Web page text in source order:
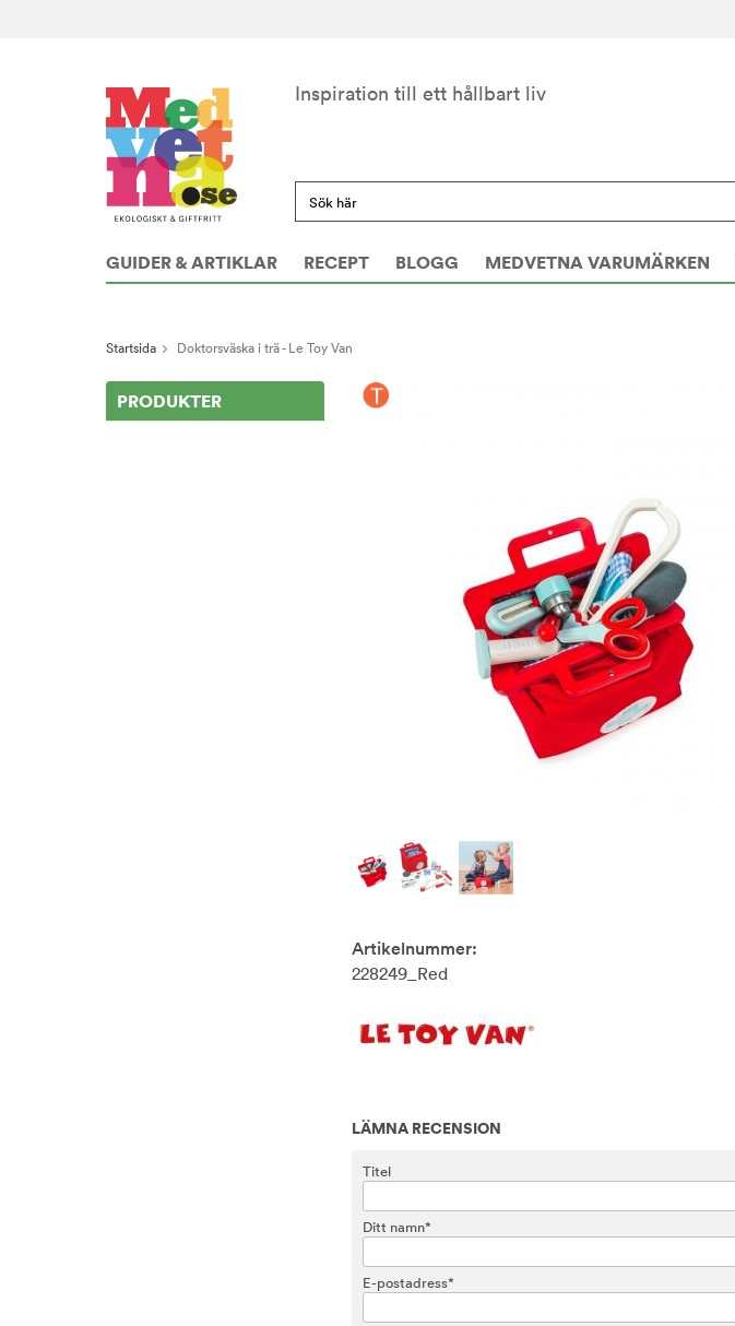
Inspiration till ett hållbart liv
GUIDER & ARTIKLAR RECEPT BLOGG MEDVETNA VARUMÄRKEN
Startsida Doktorsväska i trä - Le Toy Van
PRODUKTER
Artikelnummer:
228249_Red
LÄMNA RECENSION
Titel
Ditt namn*
E-postadress*